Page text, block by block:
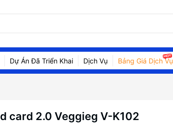
Dự Án Đã Triển Khai Dịch Vụ Bảng Giá Dịch Vụ
card 2.0 Veggieg V-K102